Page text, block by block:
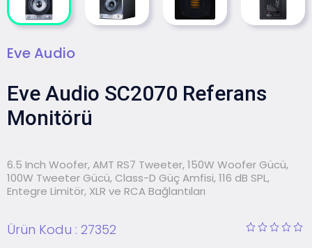
Eve Audio
Eve Audio SC2070 Referans
Monitörü
6.5 Inch Woofer, AMT RS7 Tweeter, 150W Woofer Gücü,
100W Tweeter Gücü, Class-D Güç Amfisi, 116 dB SPL,
Entegre Limitör, XLR ve RCA Bağlantıları
Ürün Kodu : 27352